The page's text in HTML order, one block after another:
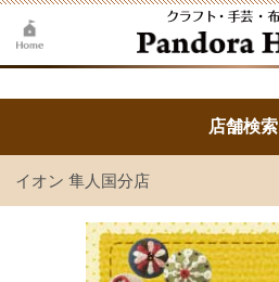
店舗検索
イオン 隼人国分店